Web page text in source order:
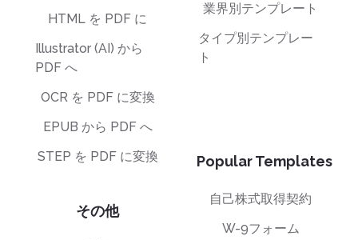
HTML を PDF に
Illustrator (AI) から
PDF へ
OCR を PDF に変換
EPUB から PDF へ
STEP を PDF に変換
その他
業界別テンプレート
タイプ別テンプレー
ト
Popular Templates
自己株式取得契約
W-9フォーム